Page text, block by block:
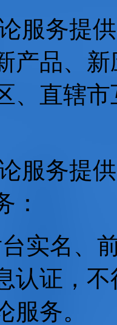
服务提
产品、
、直辖
服务提
：
台实名、
认证，
服务。